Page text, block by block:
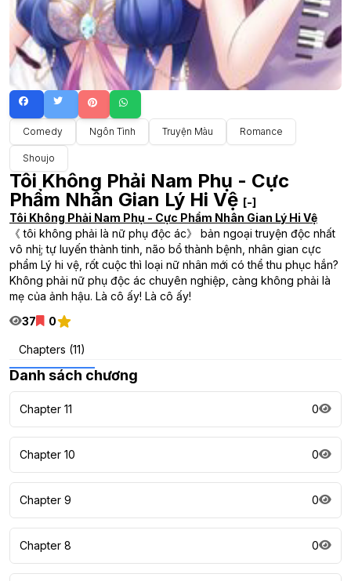
Comedy Ngôn Tình Truyện Màu Romance
Shoujo
Tôi Không Phải Nam Phụ - Cực
Phẩm Nhân Gian Lý Hi Vệ [-]
Tôi Không Phải Nam Phụ - Cực Phẩm Nhân Gian Lý Hi Vệ
《 tôi không phải là nữ phụ độc ác》 bản ngoại truyện độc nhất
vô nhị; tự luyến thành tinh, não bổ thành bệnh, nhân gian cực
phẩm Lý hi vệ, rốt cuộc thì loại nữ nhân mới có thể thu phục hắn?
Không phải nữ phụ độc ác chuyên nghiệp, càng không phải là
mẹ của ảnh hậu. Là cô ấy! Là cô ấy!
37
0
Chapters (11)
Danh sách chương
Chapter 11 0
Chapter 10 0
Chapter 9 0
Chapter 8 0